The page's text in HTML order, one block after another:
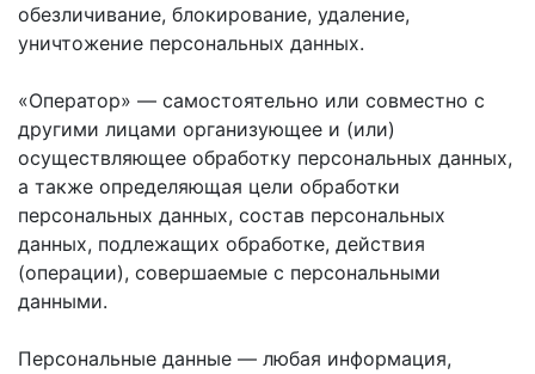
обезличивание, блокирование, удаление,
уничтожение персональных данных.
«Оператор» — самостоятельно или совместно с
другими лицами организующее и (или)
осуществляющее обработку персональных данных,
а также определяющая цели обработки
персональных данных, состав персональных
данных, подлежащих обработке, действия
(операции), совершаемые с персональными
данными.
Персональные данные — любая информация,